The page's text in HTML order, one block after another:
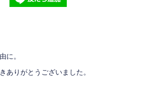
に。
ありがとうございました。